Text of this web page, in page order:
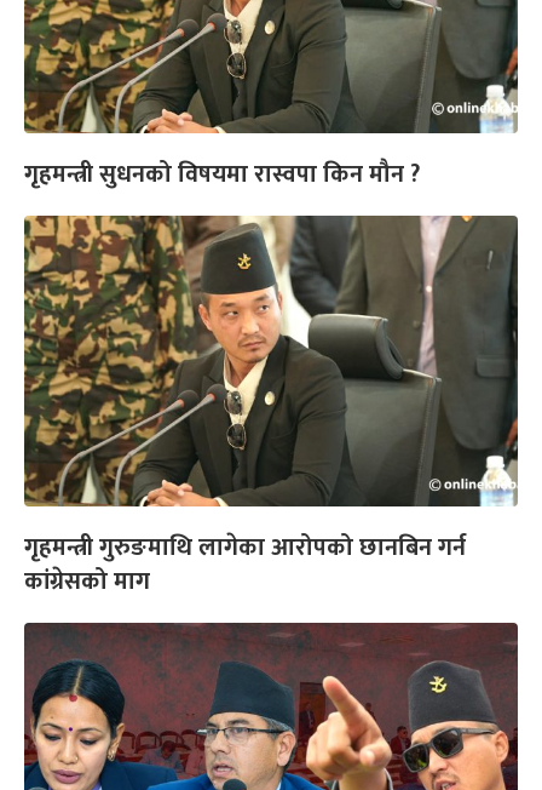
गृहमन्त्री सुधनको विषयमा रास्वपा किन मौन ?
गृहमन्त्री गुरुङमाथि लागेका आरोपको छानबिन गर्न
कांग्रेसको माग